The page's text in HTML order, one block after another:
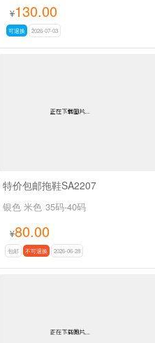
¥130.00
可退换 2026-07-03
特价包邮拖鞋SA2207
银色 米色 35码-40码
¥80.00
包邮 不可退换 2026-06-28